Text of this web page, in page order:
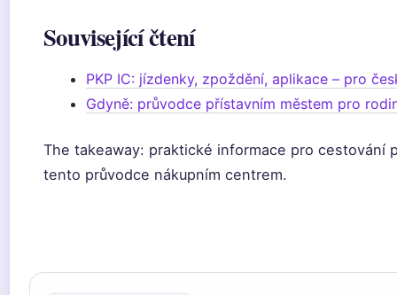
Související čtení
PKP IC: jízdenky, zpoždění, aplikace – pro
Gdyně: průvodce přístavním městem pro
The takeaway: praktické informace pro cestování
tento průvodce nákupním centrem.